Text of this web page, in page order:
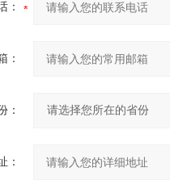
：
：
：
：